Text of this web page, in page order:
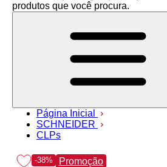
produtos que você procura.
Página Inicial
SCHNEIDER
CLPs
-38% Promoção